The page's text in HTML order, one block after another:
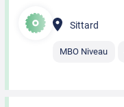
Sittard
MBO Niveau